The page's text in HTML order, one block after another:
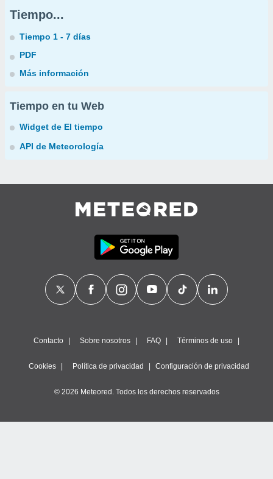
Tiempo...
Tiempo 1 - 7 días
PDF
Más información
Tiempo en tu Web
Widget de El tiempo
API de Meteorología
Contacto Sobre nosotros FAQ Términos de uso
Cookies Política de privacidad Configuración de privacidad
© 2026 Meteored. Todos los derechos reservados